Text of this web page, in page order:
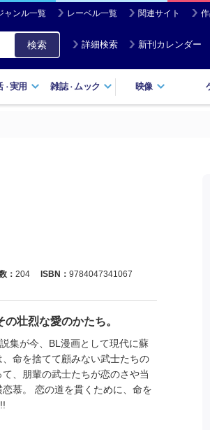
ャンル一覧 レーベル一覧 関連サイト
検索 詳細検索 新刊カレンダー
・実用 雑誌・ ムック 映像
： 204 ISBN： 9784047341067
壮烈な愛のかたち。
集が今、BL漫画として現代に蘇
命を捨てて顧みない武士たちの
、朋輩の武士たちが恋のさや当
慕。 恋の道を貫くために、命を